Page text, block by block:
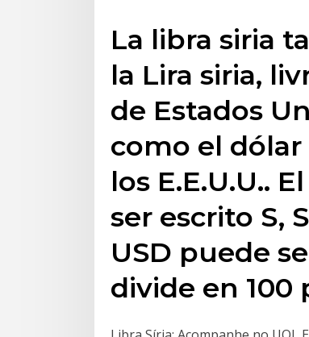
La libra siria
la Lira siria,
de Estados
como el
los E.E.U.U..
ser escrito S,
USD puede
divide en 100